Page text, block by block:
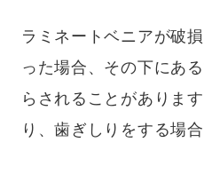
ラミネートベニアが破
った場合、その下にあ
らされることがありま
り、歯ぎしりをする場